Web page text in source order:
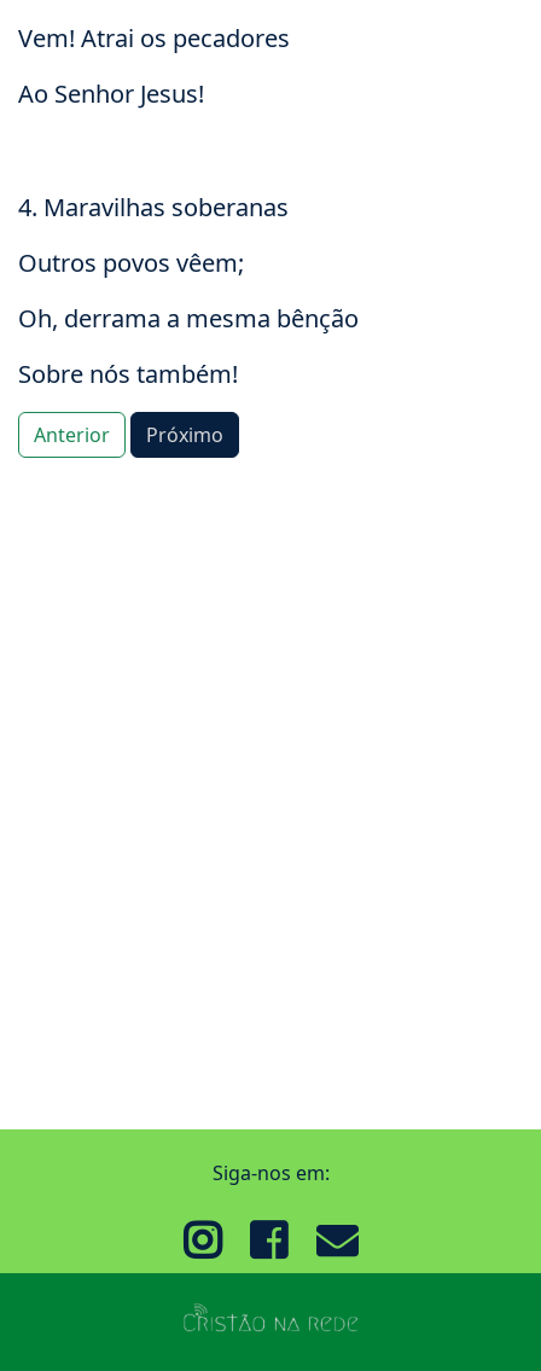
Vem! Atrai os pecadores
Ao Senhor Jesus!
4. Maravilhas soberanas
Outros povos vêem;
Oh, derrama a mesma bênção
Sobre nós também!
Anterior Próximo
Siga-nos em: